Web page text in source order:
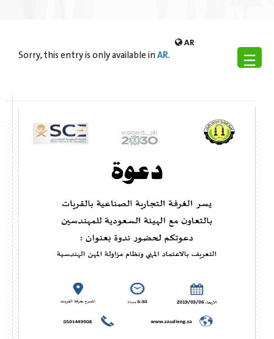
AR
☰
Sorry, this entry is only available inAR.